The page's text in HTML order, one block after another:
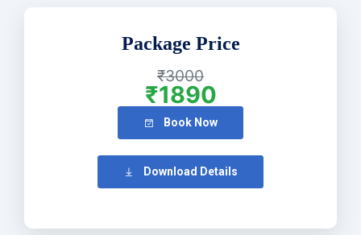
Package Price
₹3000
₹1890
Book Now
Download Details